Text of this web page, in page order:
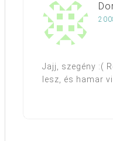
Jajj, szegény :(
lesz, és hamar